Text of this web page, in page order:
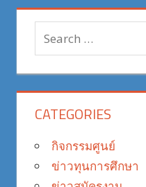
Search
for:
CATEGORIES
กิจกรรมศูนย์
ข่าวทุนการศึกษา